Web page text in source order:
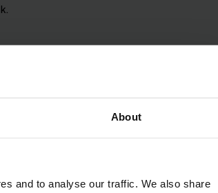
About
and to analyse our traffic. We also share